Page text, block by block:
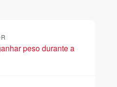
peso durante a